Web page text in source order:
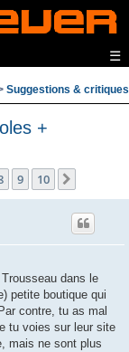
☰
Suggestions & critiques
+
9 10
dans le
petite boutique qui
contre, tu as mal
tu voies sur leur site
mais ne sont plus